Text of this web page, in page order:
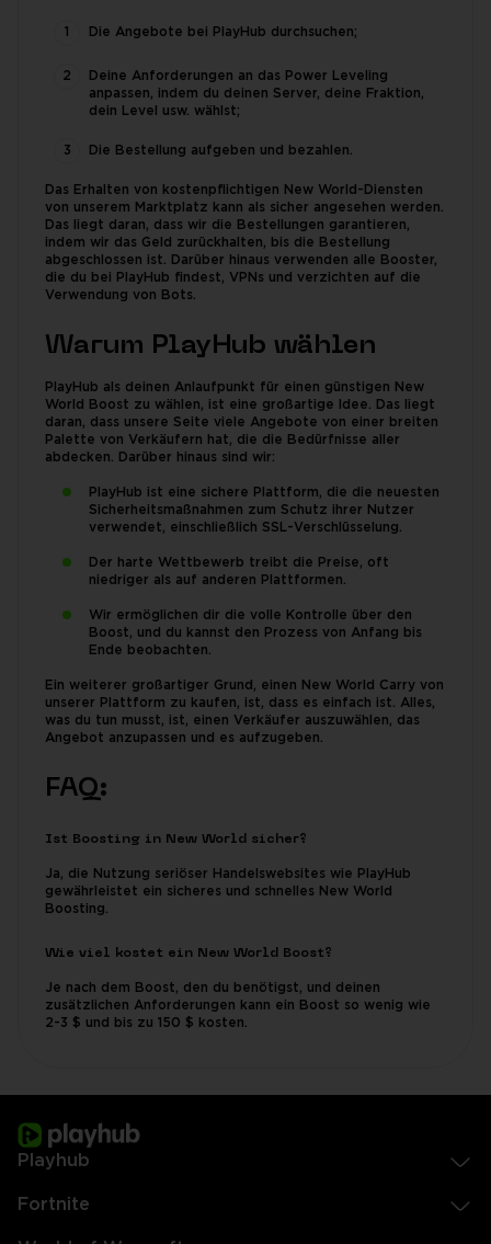
Die Angebote bei PlayHub durchsuchen;
Deine Anforderungen an das Power Leveling
anpassen, indem du deinen Server, deine Fraktion,
dein Level usw. wählst;
Die Bestellung aufgeben und bezahlen.
Das Erhalten von kostenpflichtigen New World-Diensten
von unserem Marktplatz kann als sicher angesehen werden.
Das liegt daran, dass wir die Bestellungen garantieren,
indem wir das Geld zurückhalten, bis die Bestellung
abgeschlossen ist. Darüber hinaus verwenden alle Booster,
die du bei PlayHub findest, VPNs und verzichten auf die
Verwendung von Bots.
Warum PlayHub wählen
PlayHub als deinen Anlaufpunkt für einen günstigen New
World Boost zu wählen, ist eine großartige Idee. Das liegt
daran, dass unsere Seite viele Angebote von einer breiten
Palette von Verkäufern hat, die die Bedürfnisse aller
abdecken. Darüber hinaus sind wir:
PlayHub ist eine sichere Plattform, die die neuesten
Sicherheitsmaßnahmen zum Schutz ihrer Nutzer
verwendet, einschließlich SSL-Verschlüsselung.
Der harte Wettbewerb treibt die Preise, oft
niedriger als auf anderen Plattformen.
Wir ermöglichen dir die volle Kontrolle über den
Boost, und du kannst den Prozess von Anfang bis
Ende beobachten.
Ein weiterer großartiger Grund, einen New World Carry von
unserer Plattform zu kaufen, ist, dass es einfach ist. Alles,
was du tun musst, ist, einen Verkäufer auszuwählen, das
Angebot anzupassen und es aufzugeben.
FAQ:
Ist Boosting in New World sicher?
Ja, die Nutzung seriöser Handelswebsites wie PlayHub
gewährleistet ein sicheres und schnelles New World
Boosting.
Wie viel kostet ein New World Boost?
Je nach dem Boost, den du benötigst, und deinen
zusätzlichen Anforderungen kann ein Boost so wenig wie
2-3 $ und bis zu 150 $ kosten.
Playhub
Fortnite